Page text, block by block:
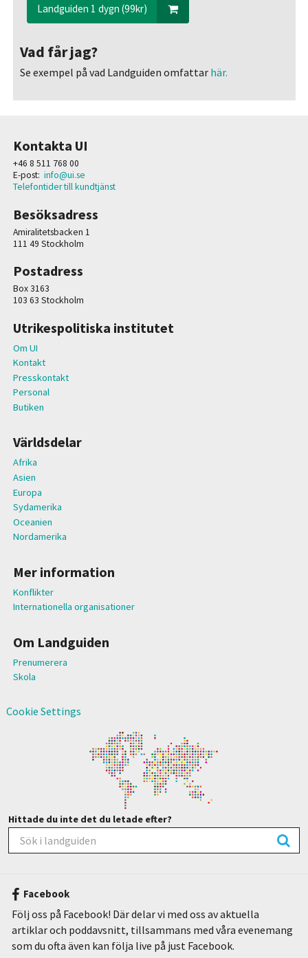
Landguiden 1 dygn (99kr)
Vad får jag?
Se exempel på vad Landguiden omfattarhär.
Kontakta UI
+46 8 511 768 00
E-post: info@ui.se
Telefontider till kundtjänst
Besöksadress
Amiralitetsbacken 1
111 49 Stockholm
Postadress
Box 3163
103 63 Stockholm
Utrikespolitiska institutet
Om UI
Kontakt
Presskontakt
Personal
Butiken
Världsdelar
Afrika
Asien
Europa
Sydamerika
Oceanien
Nordamerika
Mer information
Konflikter
Internationella organisationer
Om Landguiden
Prenumerera
Skola
Cookie Settings
Hittade du inte det du letade efter?
Facebook
Följ oss på Facebook! Där delar vi med oss av aktuella
artiklar och poddavsnitt, tillsammans med våra evenemang
som du ofta även kan följa live på just Facebook.